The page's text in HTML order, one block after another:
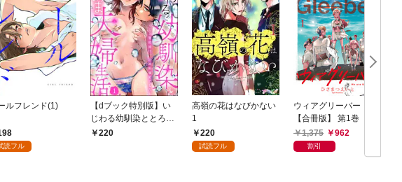
ルフレンド(1)
読フル
【dブック特別版】い
じわる幼馴染ととろあ
ま夫婦生活 ～この契約
220
高嶺の花はなびかない
1
220
試読フル
ウィアグリーバー！
【合冊版】 第1巻
1,375
962
割引